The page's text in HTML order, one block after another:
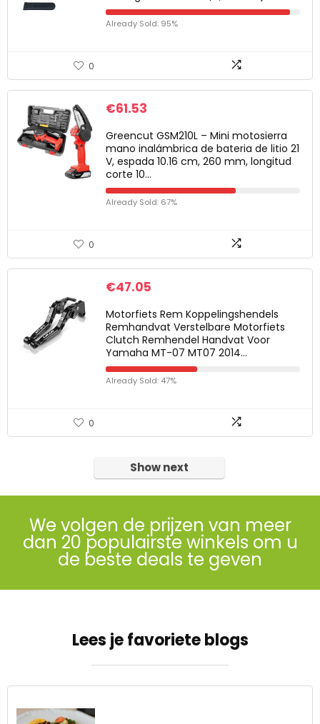
Already Sold: 95%
0
€61.53
Greencut GSM210L – Mini motosierra
mano inalámbrica de bateria de litio 21
V, espada 10.16 cm, 260 mm, longitud
corte 10…
Already Sold: 67%
0
€47.05
Motorfiets Rem Koppelingshendels
Remhandvat Verstelbare Motorfiets
Clutch Remhendel Handvat Voor
Yamaha MT-07 MT07 2014…
Already Sold: 47%
0
Show next
We volgen de prijzen van meer
dan 20 populairste winkels om u
de beste deals te geven
Lees je favoriete blogs